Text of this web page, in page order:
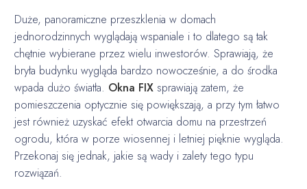
Duże, panoramiczne przeszklenia w domach
jednorodzinnych wyglądają wspaniale i to dlatego są tak
chętnie wybierane przez wielu inwestorów. Sprawiają, że
bryła budynku wygląda bardzo nowocześnie, a do środka
wpada dużo światła. Okna FIXsprawiają zatem, że
pomieszczenia optycznie się powiększają, a przy tym łatwo
jest również uzyskać efekt otwarcia domu na przestrzeń
ogrodu, która w porze wiosennej i letniej pięknie wygląda.
Przekonaj się jednak, jakie są wady i zalety tego typu
rozwiązań.